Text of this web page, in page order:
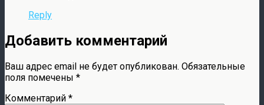
Reply
Добавить комментарий
Ваш адрес email не будет опубликован. Обязательные
поля помечены *
Комментарий *